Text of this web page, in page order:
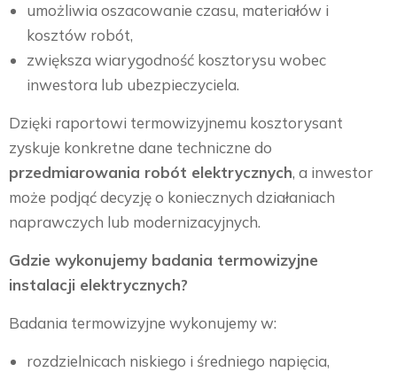
umożliwia oszacowanie czasu, materiałów i
kosztów robót,
zwiększa wiarygodność kosztorysu wobec
inwestora lub ubezpieczyciela.
Dzięki raportowi termowizyjnemu kosztorysant
zyskuje konkretne dane techniczne do
przedmiarowania robót elektrycznych, a inwestor
może podjąć decyzję o koniecznych działaniach
naprawczych lub modernizacyjnych.
Gdzie wykonujemy badania termowizyjne
instalacji elektrycznych?
Badania termowizyjne wykonujemy w:
rozdzielnicach niskiego i średniego napięcia,